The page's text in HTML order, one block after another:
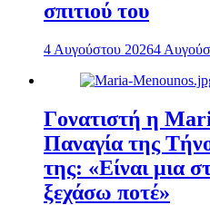
σπιτιού του
4 Αυγούστου 20264
Γονατιστή η
Παναγία της
της: «Είναι μια
ξεχάσω ποτέ»